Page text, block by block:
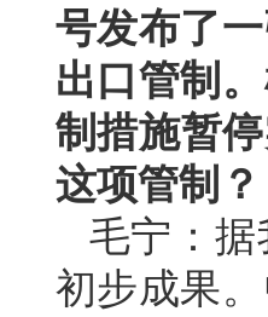
号发布了
出口管制
制措施暂
这项管制？
毛宁：
初步成果